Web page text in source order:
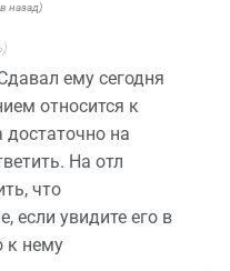
назад)
ему сегодня
относится к
достаточно на
На отл
что
если увидите его в
к нему